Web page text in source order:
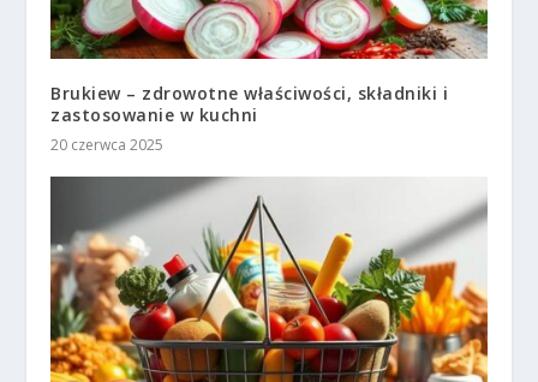
Brukiew – zdrowotne właściwości, składniki i
zastosowanie w kuchni
20 czerwca 2025